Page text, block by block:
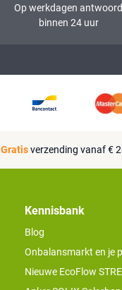
Op werkdagen antwoord
binnen 24 uur
Gratisverzending vanaf €
Kennisbank
Blog
Onbalansmarkt en je
Nieuwe EcoFlow